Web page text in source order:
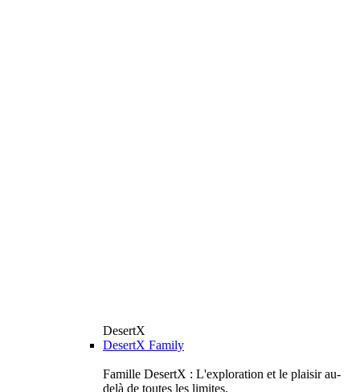
DesertX
DesertX Family
Famille DesertX : L'exploration et le plaisir au-
delà de toutes les limites.